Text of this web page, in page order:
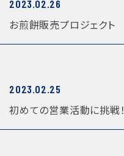
2023.02.26
お煎餅販売プロジェクト
2023.02.25
初めての営業活動に挑戦！